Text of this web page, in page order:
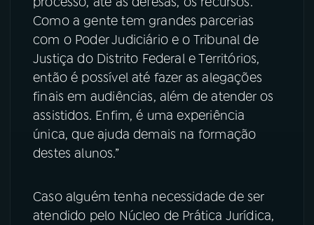
Como a gente tem grandes parcerias
com o Poder Judiciário e o Tribunal de
Justiça do Distrito Federal e Territórios,
então é possível até fazer as alegações
finais em audiências, além de atender os
assistidos. Enfim, é uma experiência
única, que ajuda demais na formação
destes alunos.”
Caso alguém tenha necessidade de ser
atendido pelo Núcleo de Prática Jurídica,